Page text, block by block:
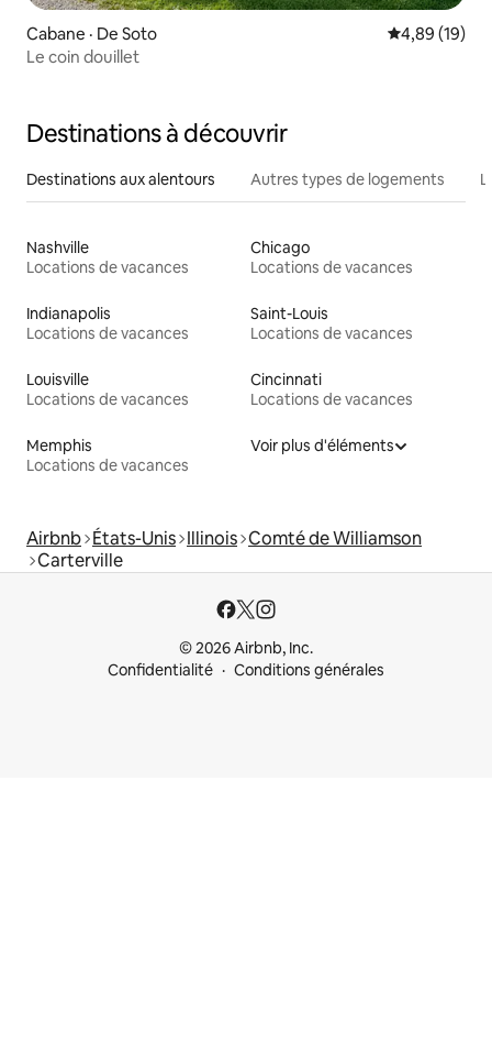
Cabane · De Soto Note
4,89 (19)
Le coin douillet
Destinations à découvrir
Destinations aux alentours Autres types de logements
Nashville
Locations de vacances
Chicago
Locations de vacances
Indianapolis
Locations de vacances
Saint-Louis
Locations de vacances
Louisville
Locations de vacances
Cincinnati
Locations de vacances
Memphis
Locations de vacances
Voir plus d'éléments
Airbnb États-Unis Illinois Comté de Williamson
Carterville
© 2026 Airbnb, Inc.
Confidentialité
Conditions générales